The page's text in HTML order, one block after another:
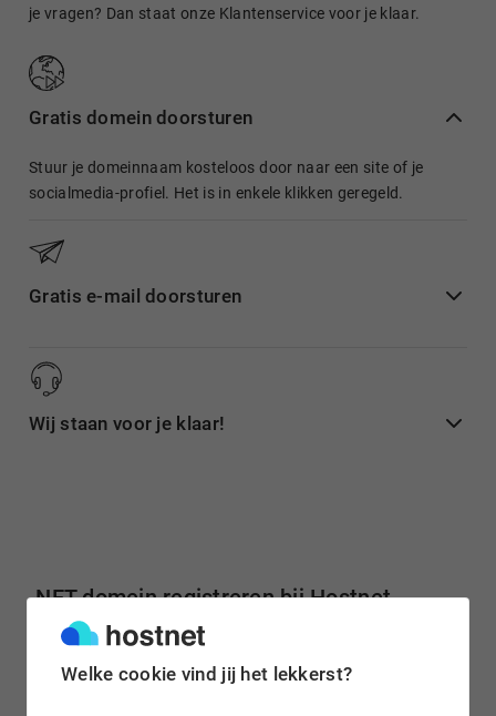
Welke cookie vind jij het lekkerst?
je vragen? Dan staat onze Klantenservice voor je klaar.
Gratis domein doorsturen
Stuur je domeinnaam kosteloos door naar een site of je
socialmedia-profiel. Het is in enkele klikken geregeld.
Gratis e-mail doorsturen
Wij staan voor je klaar!
.NET domein registreren bij Hostnet
Registreer snel en voordelig jouw .net
Hostnet. Als reseller van OpenSRS - Tucows regelen wij je
meteen via internet. Check hierboven